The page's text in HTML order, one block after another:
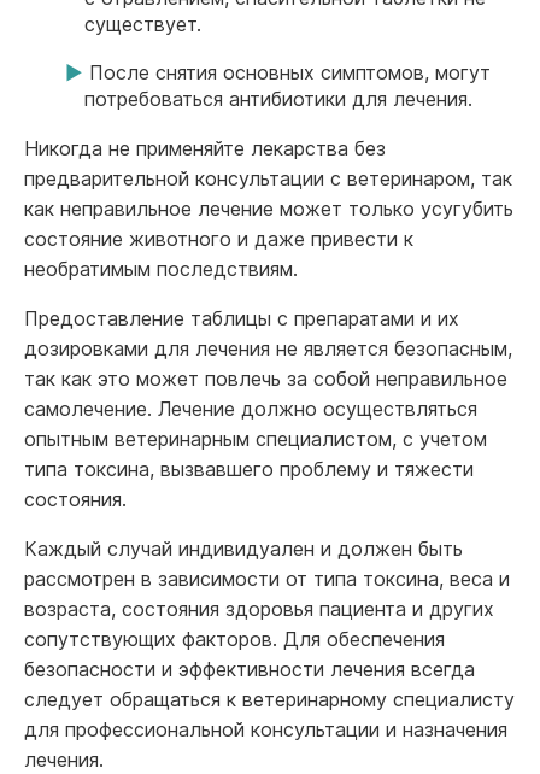
существует.
После снятия основных симптомов, могут
потребоваться антибиотики для лечения.
Никогда не применяйте лекарства без
предварительной консультации с ветеринаром, так
как неправильное лечение может только усугубить
состояние животного и даже привести к
необратимым последствиям.
Предоставление таблицы с препаратами и их
дозировками для лечения не является безопасным,
так как это может повлечь за собой неправильное
самолечение. Лечение должно осуществляться
опытным ветеринарным специалистом, с учетом
типа токсина, вызвавшего проблему и тяжести
состояния.
Каждый случай индивидуален и должен быть
рассмотрен в зависимости от типа токсина, веса и
возраста, состояния здоровья пациента и других
сопутствующих факторов. Для обеспечения
безопасности и эффективности лечения всегда
следует обращаться к ветеринарному специалисту
для профессиональной консультации и назначения
лечения.